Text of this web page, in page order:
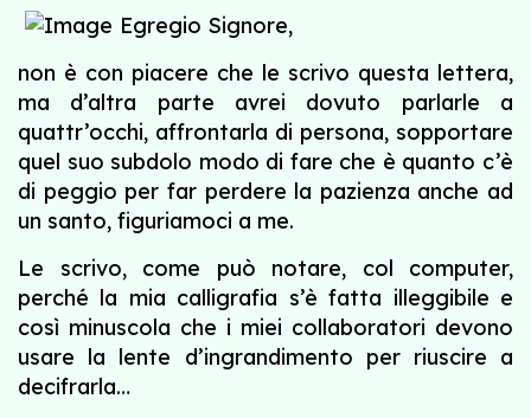
Egregio Signore,
non è con piacere che le scrivo questa lettera,
ma d’altra parte avrei dovuto parlarle a
quattr’occhi, affrontarla di persona, sopportare
quel suo subdolo modo di fare che è quanto c’è
di peggio per far perdere la pazienza anche ad
un santo, figuriamoci a me.
Le scrivo, come può notare, col computer,
perché la mia calligrafia s’è fatta illeggibile e
così minuscola che i miei collaboratori devono
usare la lente d’ingrandimento per riuscire a
decifrarla…